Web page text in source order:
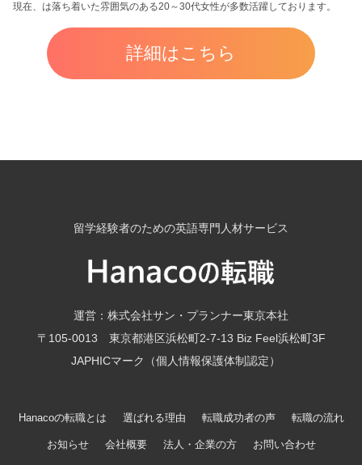
現在、は落ち着いた雰囲気のある20～30代女性が多数活躍しております。
詳細はこちら
留学経験者のための英語専門人材サービス
運営：株式会社サン・プランナー東京本社
〒105-0013 東京都港区浜松町2-7-13 Biz Feel浜松町3F
JAPHICマーク（個人情報保護体制認定）
Hanacoの転職とは 選ばれる理由 転職成功者の声 転職の流れ
お知らせ 会社概要 法人・企業の方 お問い合わせ